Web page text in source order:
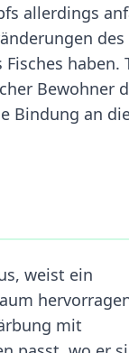
allerdings
des
haben.
Bewohner
Bindung an
weist ein
mit